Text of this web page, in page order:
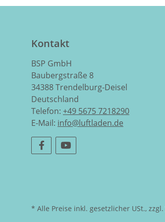
Kontakt
BSP GmbH
Baubergstraße 8
34388 Trendelburg-Deisel
Deutschland
Telefon: +49 5675 7218290
E-Mail: info@luftladen.de
* Alle Preise inkl. gesetzlicher USt., zzgl.